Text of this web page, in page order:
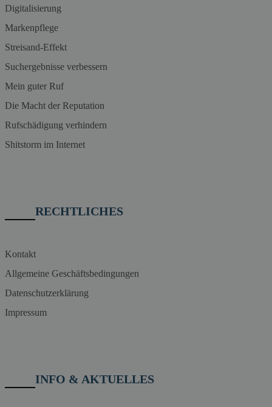
Digitalisierung
Markenpflege
Streisand-Effekt
Suchergebnisse verbessern
Mein guter Ruf
Die Macht der Reputation
Rufschädigung verhindern
Shitstorm im Internet
RECHTLICHES
Kontakt
Allgemeine Geschäftsbedingungen
Datenschutzerklärung
Impressum
INFO & AKTUELLES